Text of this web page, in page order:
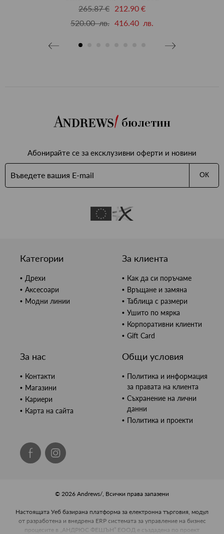
265.87 € 212.90 €
520.00 лв. 416.40 лв.
бюлетин
Абонирайте се за ексклузивни оферти и новини
ОК
Категории
Дрехи
Аксесоари
Модни линии
За клиента
Как да си поръчаме
Връщане и замяна
Таблица с размери
Ушито по мярка
Корпоративни клиенти
Gift Card
За нас
Контакти
Магазини
Кариери
Карта на сайта
Общи условия
Политика и информация
за правата на клиента
Съхранение на лични
данни
Политика и проекти
© 2026 Andrews/, Всички права запазени
Настоящата Уеб базирана платформа за електронна търговия, модул
от разработена и внедрена ERP системата за управление на бизнес
процесите в „АНДРЮС ФЕШЪН” ЕООД е създадена по проект